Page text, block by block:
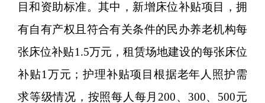
目和资助标准。其中，新增床位补贴项目，拥
有自有产权且符合有关条件的民办养老机构每
张床位补贴1.5万元，租赁场地建设的每张床位
补贴1万元；护理补贴项目根据老年人照护需
求等级情况，按照每人每月200、300、500元